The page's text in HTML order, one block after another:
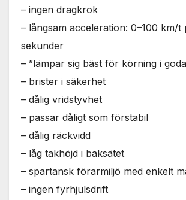
– ingen dragkrok
– långsam acceleration: 0–100 km/t
sekunder
– ”lämpar sig bäst för körning i
– brister i säkerhet
– dålig vridstyvhet
– passar dåligt som förstabil
– dålig räckvidd
– låg takhöjd i baksätet
– spartansk förarmiljö med enkelt
– ingen fyrhjulsdrift